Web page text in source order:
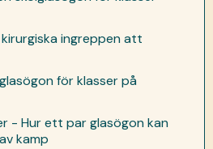
ingreppen att
för klasser på
- Hur ett par glasögon kan
kamp